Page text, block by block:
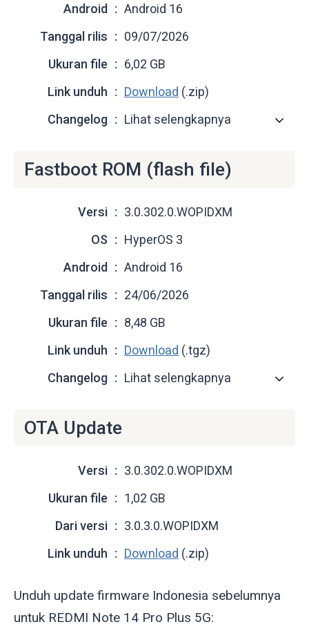
Android
Android 16
Tanggal rilis
09/07/2026
Ukuran file
6,02 GB
Link unduh
Download (.zip)
Changelog
Lihat selengkapnya
Fastboot ROM (flash file)
Versi
3.0.302.0.WOPIDXM
OS
HyperOS 3
Android
Android 16
Tanggal rilis
24/06/2026
Ukuran file
8,48 GB
Link unduh
Download (.tgz)
Changelog
Lihat selengkapnya
OTA Update
Versi
3.0.302.0.WOPIDXM
Ukuran file
1,02 GB
Dari versi
3.0.3.0.WOPIDXM
Link unduh
Download (.zip)
Unduh update firmware Indonesia sebelumnya
untuk REDMI Note 14 Pro Plus 5G: